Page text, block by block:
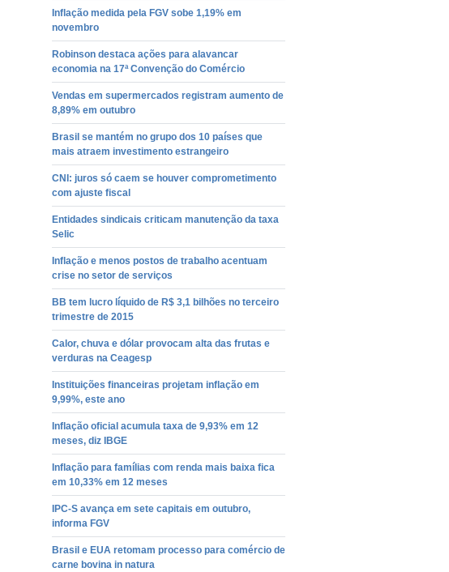
Inflação medida pela FGV sobe 1,19% em
novembro
Robinson destaca ações para alavancar
economia na 17ª Convenção do Comércio
Vendas em supermercados registram aumento de
8,89% em outubro
Brasil se mantém no grupo dos 10 países que
mais atraem investimento estrangeiro
CNI: juros só caem se houver comprometimento
com ajuste fiscal
Entidades sindicais criticam manutenção da taxa
Selic
Inflação e menos postos de trabalho acentuam
crise no setor de serviços
BB tem lucro líquido de R$ 3,1 bilhões no terceiro
trimestre de 2015
Calor, chuva e dólar provocam alta das frutas e
verduras na Ceagesp
Instituições financeiras projetam inflação em
9,99%, este ano
Inflação oficial acumula taxa de 9,93% em 12
meses, diz IBGE
Inflação para famílias com renda mais baixa fica
em 10,33% em 12 meses
IPC-S avança em sete capitais em outubro,
informa FGV
Brasil e EUA retomam processo para comércio de
carne bovina in natura